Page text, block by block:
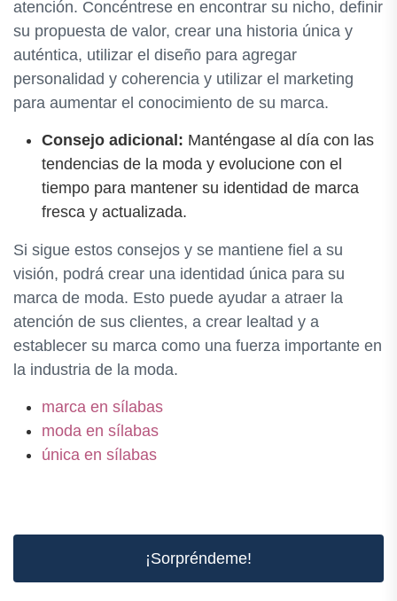
atención. Concéntrese en encontrar su nicho, definir
su propuesta de valor, crear una historia única y
auténtica, utilizar el diseño para agregar
personalidad y coherencia y utilizar el marketing
para aumentar el conocimiento de su marca.
Consejo adicional: Manténgase al día con las
tendencias de la moda y evolucione con el
tiempo para mantener su identidad de marca
fresca y actualizada.
Si sigue estos consejos y se mantiene fiel a su
visión, podrá crear una identidad única para su
marca de moda. Esto puede ayudar a atraer la
atención de sus clientes, a crear lealtad y a
establecer su marca como una fuerza importante en
la industria de la moda.
marca en sílabas
moda en sílabas
única en sílabas
¡Sorpréndeme!